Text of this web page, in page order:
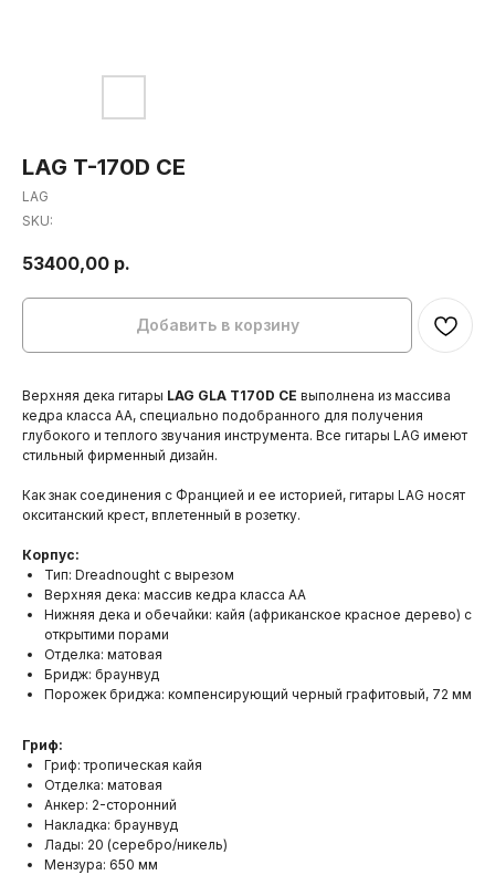
LAG T-170D CE
LAG
SKU:
53400,00 р.
Добавить в корзину
Верхняя дека гитары LAG GLA T170D CE выполнена из массива
кедра класса АА, специально подобранного для получения
глубокого и теплого звучания инструмента. Все гитары LAG имеют
стильный фирменный дизайн.
Как знак соединения с Францией и ее историей, гитары LAG носят
окситанский крест, вплетенный в розетку.
Корпус:
Тип: Dreadnought с вырезом
Верхняя дека: массив кедра класса AA
Нижняя дека и обечайки: кайя (африканское красное дерево) с
открытими порами
Отделка: матовая
Бридж: браунвуд
Порожек бриджа: компенсирующий черный графитовый, 72 мм
Гриф:
Гриф: тропическая кайя
Отделка: матовая
Анкер: 2-сторонний
Накладка: браунвуд
Лады: 20 (серебро/никель)
Мензура: 650 мм